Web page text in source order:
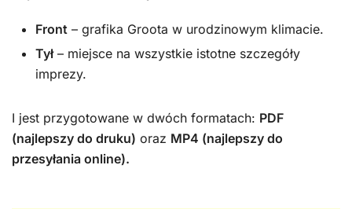
Front – grafika Groota w urodzinowym klimacie.
Tył– miejsce na wszystkie istotne szczegóły
imprezy.
I jest przygotowane w dwóch formatach: PDF
(najlepszy do druku) oraz MP4 (najlepszy do
przesyłania online).